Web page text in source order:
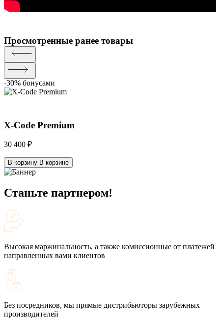
Просмотренные ранее товары
-30% бонусами
X-Code Premium
30 400 ₽
В корзину В корзине
Станьте партнером!
Высокая маржинальность, а также комиссионные от платежей
направленных вами клиентов
Без посредников, мы прямые дистрибьюторы зарубежных
производителей